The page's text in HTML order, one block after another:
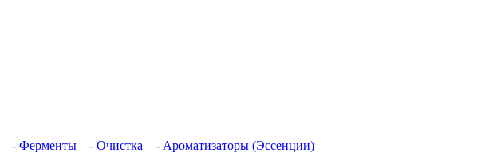
- Ферменты - Очистка - Ароматизаторы (Эссенции)